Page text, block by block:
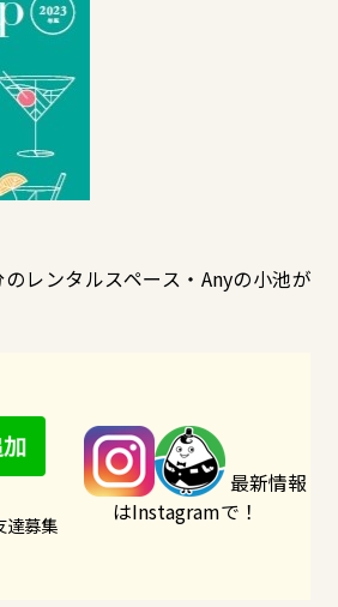
レンタルスペース・Anyの小池が
達募集
最新情報
はInstagramで！